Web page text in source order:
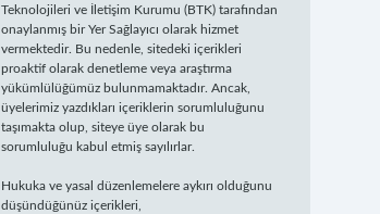
Teknolojileri ve İletişim Kurumu (BTK) tarafından
onaylanmış bir Yer Sağlayıcı olarak hizmet
vermektedir. Bu nedenle, sitedeki içerikleri
proaktif olarak denetleme veya araştırma
yükümlülüğümüz bulunmamaktadır. Ancak,
üyelerimiz yazdıkları içeriklerin sorumluluğunu
taşımakta olup, siteye üye olarak bu
sorumluluğu kabul etmiş sayılırlar.
Hukuka ve yasal düzenlemelere aykırı olduğunu
düşündüğünüz içerikleri,